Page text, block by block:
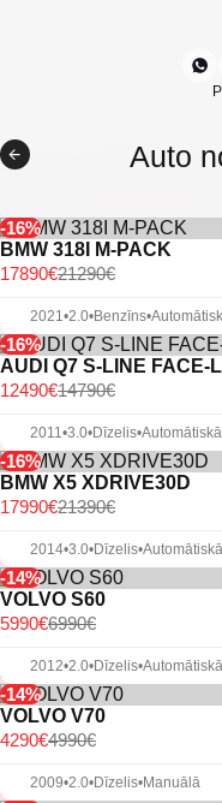
Gaisa kondicionieris ar 2
Lietus sensors.
Multistūre.
Automātiskās tuvās
Miglas lukturi.
Vieglmetāla diski.
U.C. ekstras.
Auto
-16%
BMW 318I M-PACK
21290€
17890€
2021•2.0•Benzīns•
-16%
AUDI Q7 S-LINE FACE-
14790€
12490€
2011•3.0•Dīzelis•Automātiskā
-16%
BMW X5 XDRIVE30D
21390€
17990€
2014•3.0•Dīzelis•Automātiskā
-14%
VOLVO S60
6990€
5990€
2012•2.0•Dīzelis•Automātiskā
-14%
VOLVO V70
4990€
4290€
2009•2.0•Dīzelis•Manuālā